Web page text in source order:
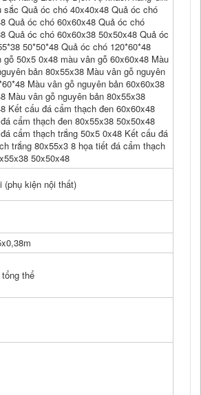
sắc Quả óc chó 40x40x48 Quả óc chó
Quả óc chó 60x60x48 Quả óc chó
Quả óc chó 60x60x38 50x50x48 Quả óc
50*50*48 Quả óc chó 120*60*48
gỗ 50x5 0x48 màu vân gỗ 60x60x48 Màu
bản 80x55x38 Màu vân gỗ nguyên
Màu vân gỗ nguyên bản 60x60x38
Màu vân gỗ nguyên bản 80x55x38
Kết cấu đá cẩm thạch đen 60x60x48
cẩm thạch đen 80x55x38 50x50x48
cẩm thạch trắng 50x5 0x48 Kết cấu đá
trắng 80x55x3 8 họa tiết đá cẩm thạch
50x50x48
(phụ kiện nội thất)
thể